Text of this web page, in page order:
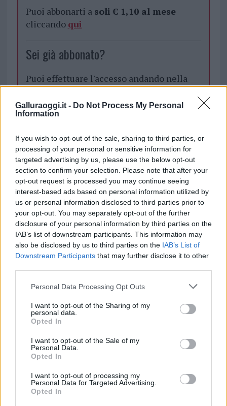
Galluraoggi.it - Do Not Process My Personal
Information
If you wish to opt-out of the sale, sharing to third parties, or
processing of your personal or sensitive information for
targeted advertising by us, please use the below opt-out
section to confirm your selection. Please note that after your
opt-out request is processed you may continue seeing
interest-based ads based on personal information utilized by
us or personal information disclosed to third parties prior to
your opt-out. You may separately opt-out of the further
disclosure of your personal information by third parties on the
IAB’s list of downstream participants. This information may
also be disclosed by us to third parties on the IAB’s List of
Downstream Participants that may further disclose it to other
Please note that this website/app uses one or more Google
not limited to your visit or usage behaviour. You may click to
grant or deny consent to Google and its third-party tags to
use your data for below specified purposes in below Google
consent section.
Personal Data Processing Opt Outs
I want to opt-out of the Sharing of my
personal data.
Opted In
I want to opt-out of the Sale of my
Personal Data.
Opted In
I want to opt-out of processing my
Personal Data for Targeted Advertising.
Opted In
Puoi abbonarti a soli € 1,10 al mese
cliccando qui
Sei già abbonato?
Puoi effettuare l'accesso andando nella
cliccandoqui
TEMI: Bar Chiuso
Guardia Di Finanza
Videopoker Illegali
Inviaci le tue segnalazioni,
i tuoi video e le tue foto
Su WhatsApp al numero +39
345 356 7512
Notizie in tempo reale?
Entra nel canale telegram di
GalluraOggi.it
Ricevi le nostre ultime news
daGoogle News